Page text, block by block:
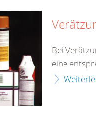
Bei
eine